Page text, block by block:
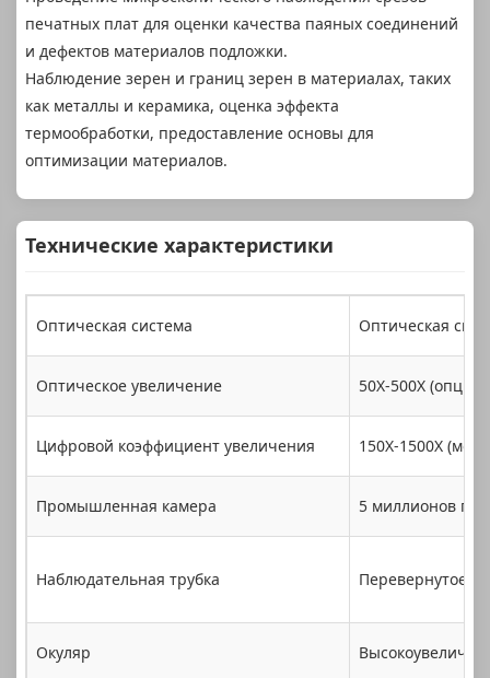
печатных плат для оценки качества паяных соединений
и дефектов материалов подложки.
Наблюдение зерен и границ зерен в материалах, таких
как металлы и керамика, оценка эффекта
термообработки, предоставление основы для
оптимизации материалов.
Технические характеристики
Оптическая система Оптическая
Оптическое увеличение 50X-500X
Цифровой коэффициент увеличения 150X-1500X
Промышленная камера 5 миллионов
Наблюдательная трубка Перевернутое
Окуляр